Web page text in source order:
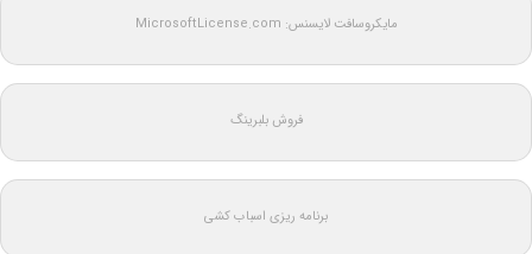
مایکروسافت لایسنس: MicrosoftLicense.com
فروش بلبرینگ
برنامه ریزی اسباب کشی